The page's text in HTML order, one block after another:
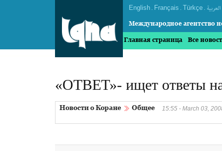
English . Français . Türkçe . العربیة
Международное агентство
Главная страница Все
«ОТВЕТ»- ищет ответы
Новости о Коране Общее 15:55 - March 03,